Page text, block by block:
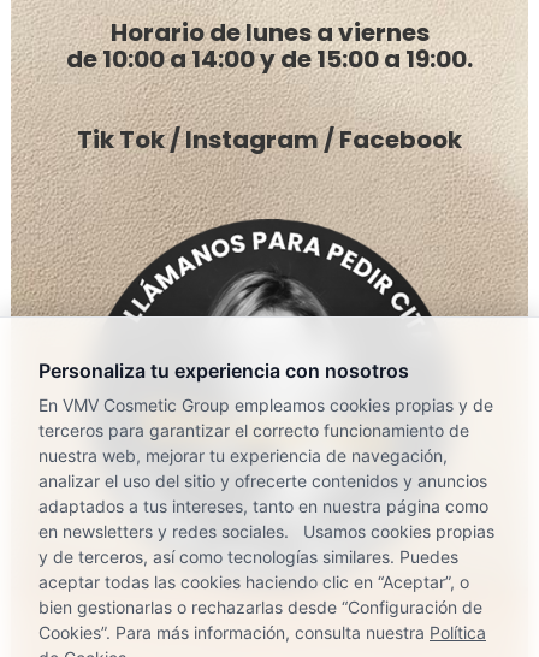
Horario de lunes a viernes
de10:00 a 14:00 y de 15:00 a 19:00.
Tik Tok/Instagram/Facebook